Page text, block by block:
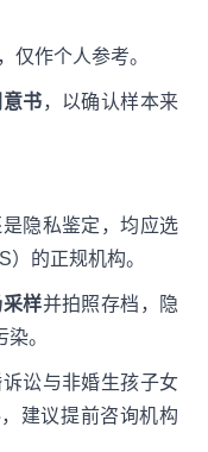
，仅作个人参考。
书，以确认样本来
隐私鉴定，均应选
）的正规机构。
样并拍照存档，隐
。
讼与非婚生孩子女
建议提前咨询机构